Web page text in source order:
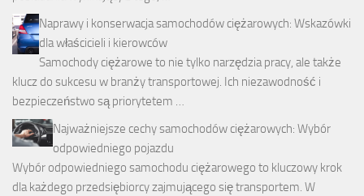
Naprawy i konserwacja samochodów ciężarowych: Wskazówki
dla właścicieli i kierowców
Samochody ciężarowe to nie tylko narzędzia pracy, ale także
klucz do sukcesu w branży transportowej. Ich niezawodność i
bezpieczeństwo są priorytetem …
Najważniejsze cechy samochodów ciężarowych: Wybór
odpowiedniego pojazdu
Wybór odpowiedniego samochodu ciężarowego to kluczowy krok
dla każdego przedsiębiorcy zajmującego się transportem. W